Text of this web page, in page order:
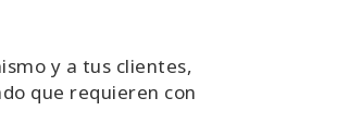
y a tus clientes,
que requieren con